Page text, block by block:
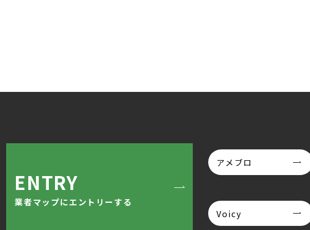
ENTRY
業者マップにエントリーする
アメブロ
Voicy